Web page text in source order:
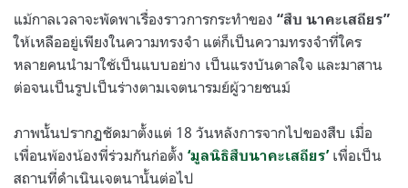
แม้กาลเวลาจะพัดพาเรื่องราวการกระทำของ “สืบ นาคะเสถียร”
ให้เหลืออยู่เพียงในความทรงจำ แต่ก็เป็นความทรงจำที่ใคร
หลายคนนำมาใช้เป็นแบบอย่าง เป็นแรงบันดาลใจ และมาสาน
ต่อจนเป็นรูปเป็นร่างตามเจตนารมย์ผู้วายชนม์
ภาพนั้นปรากฏชัดมาตั้งแต่ 18 วันหลังการจากไปของสืบ เมื่อ
เพื่อนพ้องน้องพี่ร่วมกันก่อตั้ง ‘มูลนิธิสืบนาคะเสถียร’เพื่อเป็น
สถานที่ดำเนินเจตนานั้นต่อไป